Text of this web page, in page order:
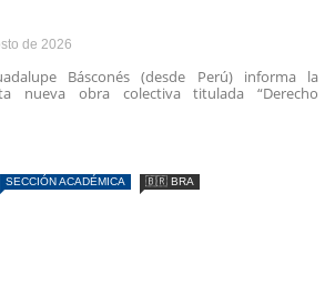
de 2026
Básconés (desde Perú) informa la
nueva obra colectiva titulada “Derecho
SECCIÓN ACADÉMICA 🇧🇷 BRA